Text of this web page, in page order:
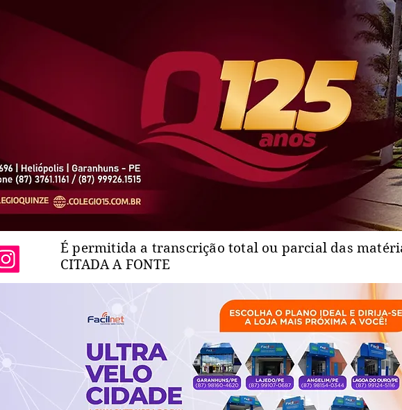
É permitida a transcrição total ou parcial das
CITADA A FONTE